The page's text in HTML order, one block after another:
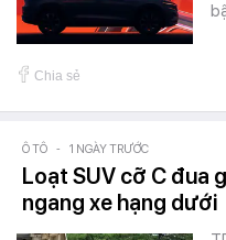
Chia sẻ
Ô TÔ - 1 NGÀY TRƯỚC
Loạt SUV cỡ C đua
ngang xe hạng dưới